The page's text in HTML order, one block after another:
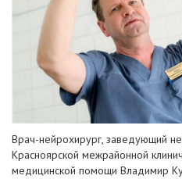
Врач-нейрохирург, заведующий
Красноярской межрайонной
медицинской помощи Владимир